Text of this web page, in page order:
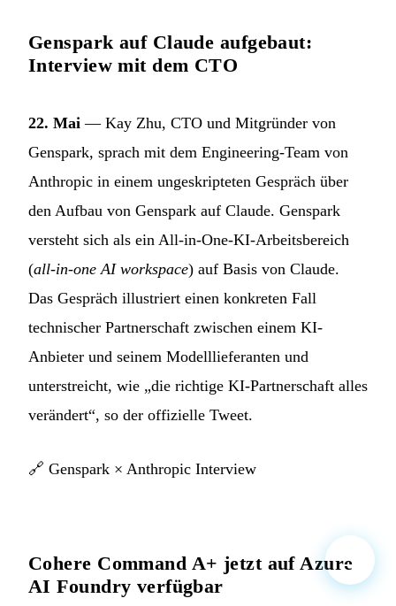
Genspark auf Claude aufgebaut:
Interview mit dem CTO
22. Mai — Kay Zhu, CTO und Mitgründer von
Genspark, sprach mit dem Engineering-Team von
Anthropic in einem ungeskripteten Gespräch über
den Aufbau von Genspark auf Claude. Genspark
versteht sich als ein All-in-One-KI-Arbeitsbereich
(all-in-one AI workspace) auf Basis von Claude.
Das Gespräch illustriert einen konkreten Fall
technischer Partnerschaft zwischen einem KI-
Anbieter und seinem Modelllieferanten und
unterstreicht, wie „die richtige KI-Partnerschaft alles
verändert“, so der offizielle Tweet.
🔗 Genspark × Anthropic Interview
Cohere Command A+ jetzt auf Azure
AI Foundry verfügbar